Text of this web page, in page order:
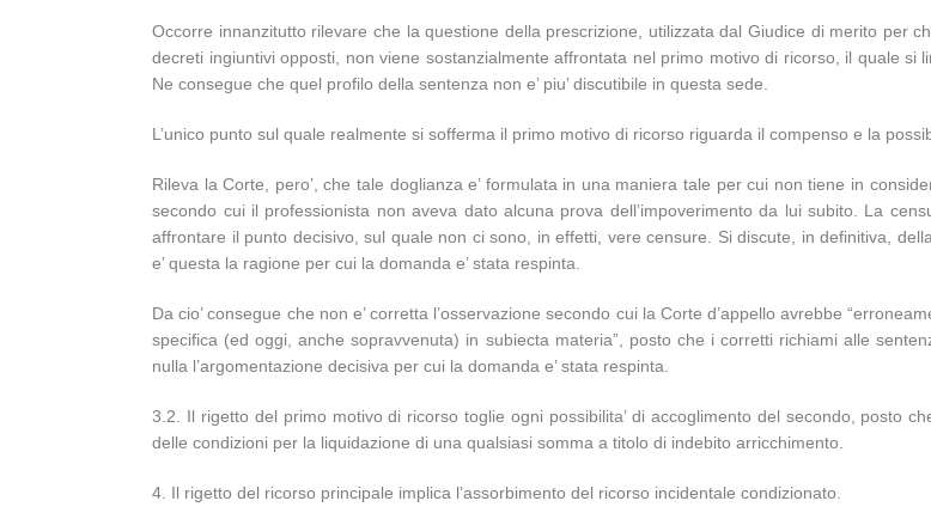
Occorre innanzitutto rilevare che la questione della prescrizione, utilizzata dal Giudice di merito per
decreti ingiuntivi opposti, non viene sostanzialmente affrontata nel primo motivo di ricorso, il quale
Ne consegue che quel profilo della sentenza non e’ piu’ discutibile in questa sede.
L’unico punto sul quale realmente si sofferma il primo motivo di ricorso riguarda il compenso e la
Rileva la Corte, pero’, che tale doglianza e’ formulata in una maniera tale per cui non tiene in
secondo cui il professionista non aveva dato alcuna prova dell’impoverimento da lui subito. La
affrontare il punto decisivo, sul quale non ci sono, in effetti, vere censure. Si discute, in definitiva,
e’ questa la ragione per cui la domanda e’ stata respinta.
Da cio’ consegue che non e’ corretta l’osservazione secondo cui la Corte d’appello avrebbe
specifica (ed oggi, anche sopravvenuta) in subiecta materia”, posto che i corretti richiami alle
nulla l’argomentazione decisiva per cui la domanda e’ stata respinta.
3.2. Il rigetto del primo motivo di ricorso toglie ogni possibilita’ di accoglimento del secondo, posto
delle condizioni per la liquidazione di una qualsiasi somma a titolo di indebito arricchimento.
4. Il rigetto del ricorso principale implica l’assorbimento del ricorso incidentale condizionato.